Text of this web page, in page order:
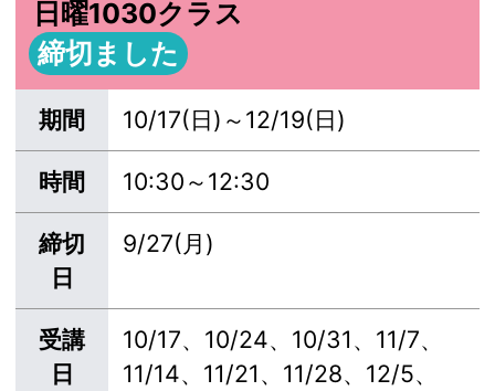
日曜1030クラス
締切ました
期間 10/17(日)～12/19(日)
時間 10:30～12:30
締切
日
9/27(月)
受講
日
10/17、10/24、10/31、11/7、
11/14、11/21、11/28、12/5、